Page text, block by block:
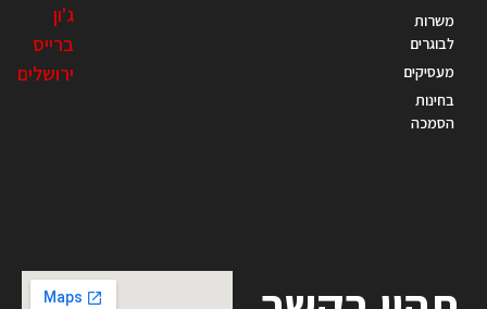
משרות
לבוגרים
מעסיקים
בחינות
הסמכה
ג'ון
ברייס
ירושלים